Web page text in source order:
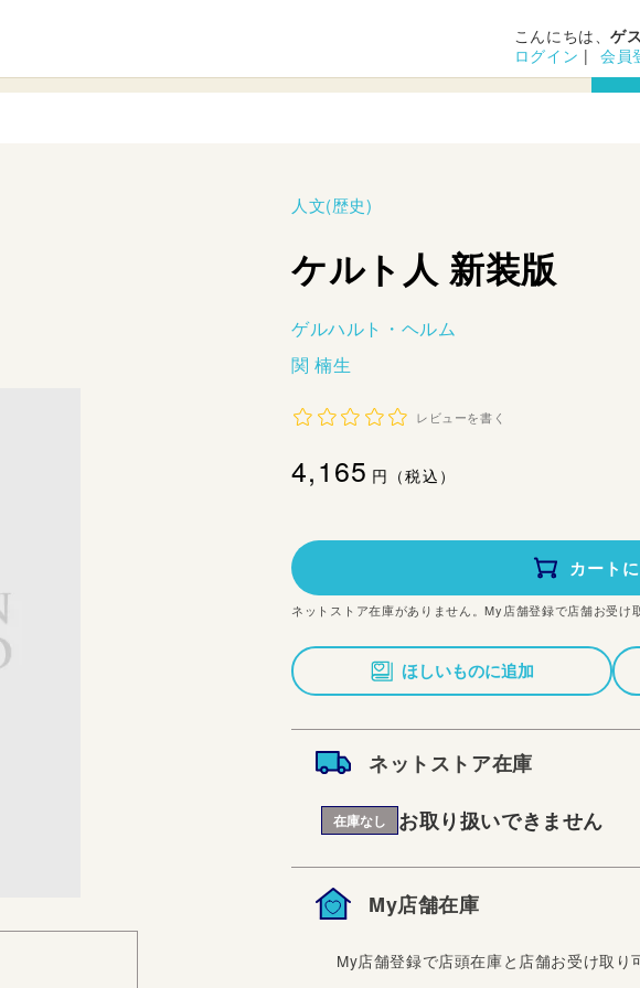
こんにちは、ゲ
ログイン | 会員
人文(歴史)
ケルト人 新装版
ゲルハルト・ヘルム
関 楠生
レビューを書く
通
価
格
4,165円（税込）
カート
ネットストア在庫がありません。My店舗登録で店舗お受け
ほしいものに追加
ネットストア在庫
在庫なし お取り扱いできません
My店舗在庫
My店舗登録で店頭在庫と店舗お受け取